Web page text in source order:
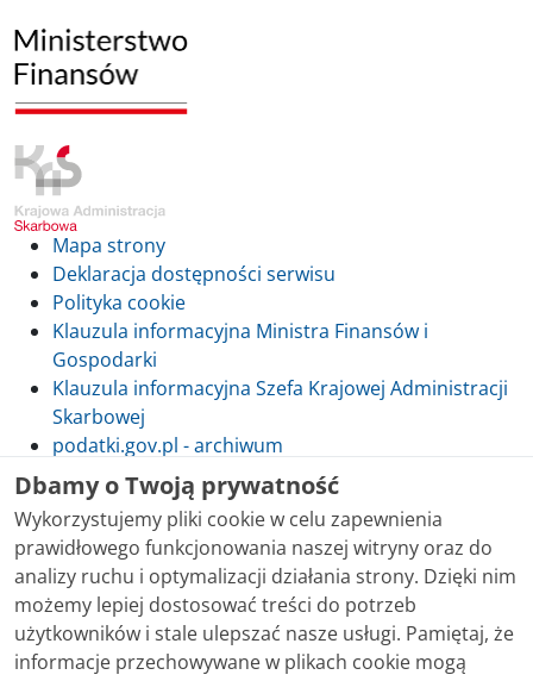
Mapa strony
Deklaracja dostępności serwisu
Polityka cookie
Klauzula informacyjna Ministra Finansów i
Gospodarki
Klauzula informacyjna Szefa Krajowej Administracji
Skarbowej
podatki.gov.pl - archiwum
Skontaktuj się z nami
Treści zamieszczone w serwisie udostępniamy
bezpłatnie. Korzystanie z treści opublikowanych w
Dbamy o Twoją prywatność
Wykorzystujemy pliki cookie w celu zapewnienia
prawidłowego funkcjonowania naszej witryny oraz do
analizy ruchu i optymalizacji działania strony. Dzięki nim
możemy lepiej dostosować treści do potrzeb
użytkowników i stale ulepszać nasze usługi. Pamiętaj, że
informacje przechowywane w plikach cookie mogą